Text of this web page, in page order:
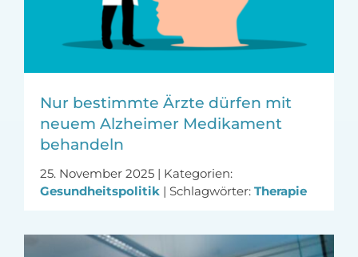
Nur bestimmte Ärzte dürfen mit
neuem Alzheimer Medikament
behandeln
25. November 2025 | Kategorien:
Gesundheitspolitik | Schlagwörter: Therapie